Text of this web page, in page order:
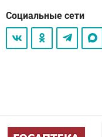
Социальные сети